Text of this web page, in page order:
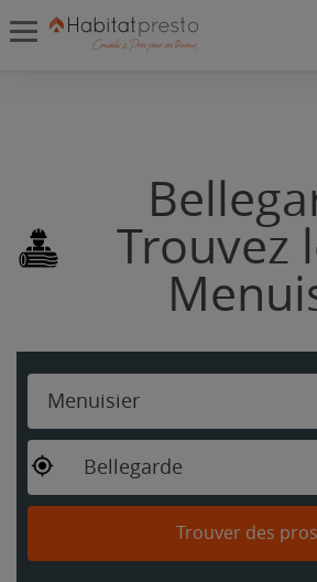
Trouvez
Menuisier
Bellegarde
Trouver des pros